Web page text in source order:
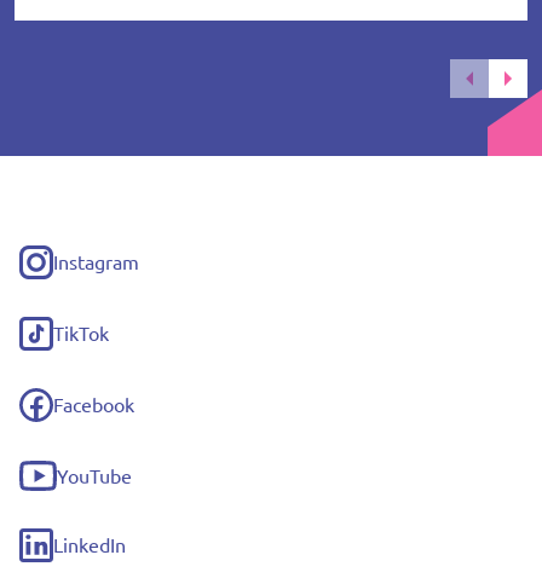
Instagram
(externe
link)
TikTok
(externe
link)
Facebook
(externe
link)
YouTube
(externe
link)
LinkedIn
(externe